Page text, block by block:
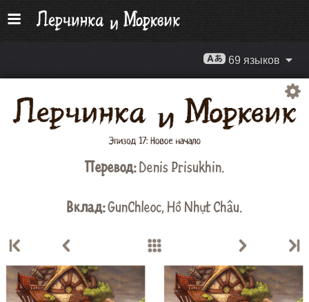
69 языков
Перевод:Denis Prisukhin.
Вклад:GunChleoc,Hồ Nhựt Châu.